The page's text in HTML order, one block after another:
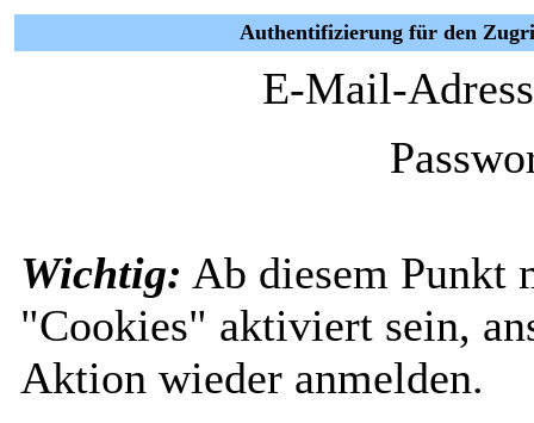
Authentifizierung für den
E-Mail-
Wichtig: Ab diesem Punkt
"Cookies" aktiviert sein,
Aktion wieder anmelden.